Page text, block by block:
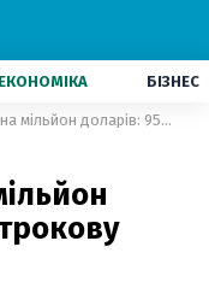
ЕКОНОМІКА БІЗНЕС
Усика чекає бій на мільйон доларів: 95% на дострокову перемогу українця